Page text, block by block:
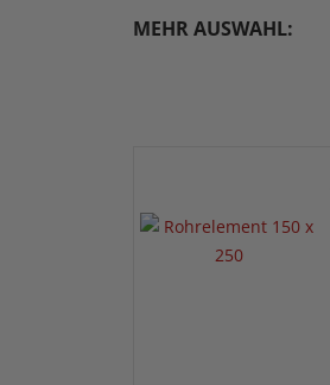
MEHR AUSWAHL: